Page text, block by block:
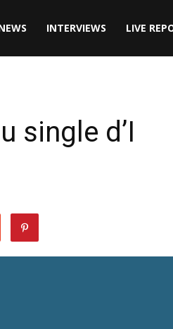
INTERVIEWS LIVE
single d’I